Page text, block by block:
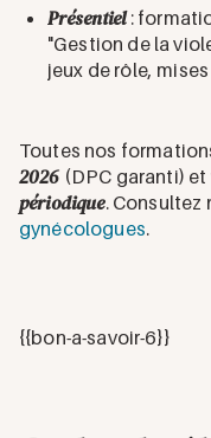
Présentiel:
"Gestion de la
jeux de rôle,
Toutes nos
2026 (DPC garanti)
périodique. Consultez
gynécologues.
{{bon-a-savoir-6}}